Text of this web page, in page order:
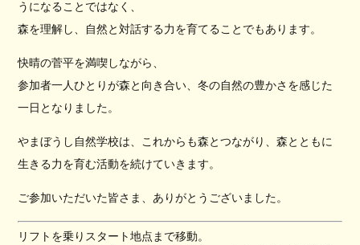
うになることではなく、
森を理解し、自然と対話する力を育てることでもあります。
快晴の菅平を満喫しながら、
参加者一人ひとりが森と向き合い、冬の自然の豊かさを感じた
一日となりました。
やまぼうし自然学校は、これからも森とつながり、森とともに
生きる力を育む活動を続けていきます。
ご参加いただいた皆さま、ありがとうございました。
リフトを乗りスタート地点まで移動。